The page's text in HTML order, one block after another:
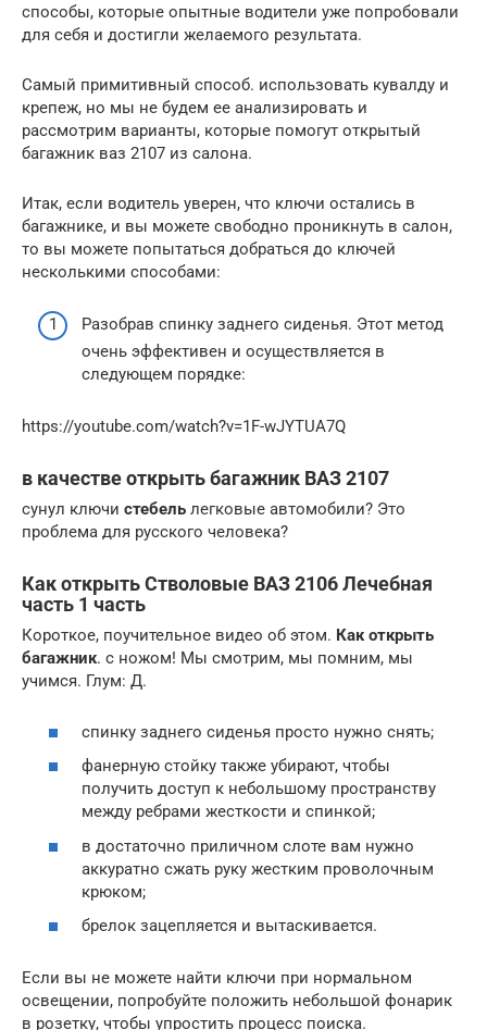
способы, которые опытные водители уже попробовали
для себя и достигли желаемого результата.
Самый примитивный способ. использовать кувалду и
крепеж, но мы не будем ее анализировать и
рассмотрим варианты, которые помогут открытый
багажник ваз 2107 из салона.
Итак, если водитель уверен, что ключи остались в
багажнике, и вы можете свободно проникнуть в салон,
то вы можете попытаться добраться до ключей
несколькими способами:
Разобрав спинку заднего сиденья. Этот метод
очень эффективен и осуществляется в
следующем порядке:
https://youtube.com/watch?v=1F-wJYTUA7Q
в качествеоткрыть багажник ВАЗ2107
сунул ключи стебель легковые автомобили? Это
проблема для русского человека?
Как открытьСтволовые ВАЗ 2106 Лечебная
часть 1 часть
Короткое, поучительное видео об этом. Как открыть
багажник. с ножом! Мы смотрим, мы помним, мы
учимся. Глум: Д.
спинку заднего сиденья просто нужно снять;
фанерную стойку также убирают, чтобы
получить доступ к небольшому пространству
между ребрами жесткости и спинкой;
в достаточно приличном слоте вам нужно
аккуратно сжать руку жестким проволочным
крюком;
брелок зацепляется и вытаскивается.
Если вы не можете найти ключи при нормальном
освещении, попробуйте положить небольшой фонарик
в розетку, чтобы упростить процесс поиска.